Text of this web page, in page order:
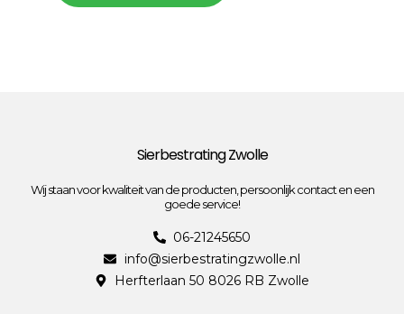
Sierbestrating Zwolle
Wij staan voor kwaliteit van de producten, persoonlijk contact en een
goede service!
06-21245650
info@sierbestratingzwolle.nl
Herfterlaan 50 8026 RB Zwolle